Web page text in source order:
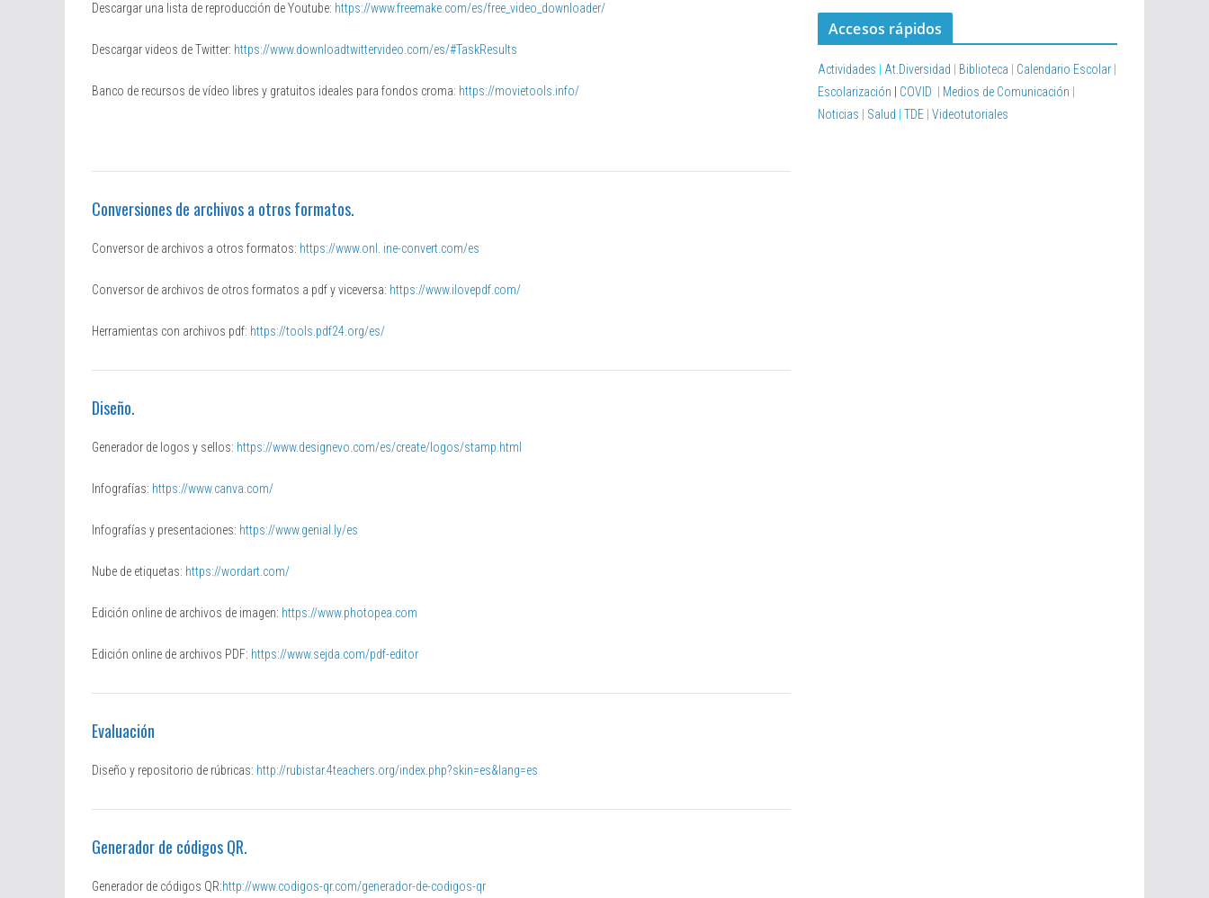
Descargar una lista de reproducción de Youtube: https://www.freemake.com/es/free_video_downloader/
Descargar videos de Twitter: https://www.downloadtwittervideo.com/es/#TaskResults
Banco de recursos de vídeo libres y gratuitos ideales para fondos croma: https://movietools.info/
Conversiones de archivos a otros formatos.
Conversor de archivos a otros formatos: https://www.onl. ine-convert.com/es
Conversor de archivos de otros formatos a pdf y viceversa: https://www.ilovepdf.com/
Herramientas con archivos pdf: https://tools.pdf24.org/es/
Diseño.
Generador de logos y sellos: https://www.designevo.com/es/create/logos/stamp.html
Infografías: https://www.canva.com/
Infografías y presentaciones: https://www.genial.ly/es
Nube de etiquetas: https://wordart.com/
Edición online de archivos de imagen: https://www.photopea.com
Edición online de archivos PDF: https://www.sejda.com/pdf-editor
Evaluación
Diseño y repositorio de rúbricas: http://rubistar.4teachers.org/index.php?skin=es&lang=es
Generador de códigos QR.
Generador de códigos QR:http://www.codigos-qr.com/generador-de-codigos-qr
Accesos rápidos
Actividades At.Diversidad Biblioteca Calendario Escolar
Escolarización
COVID Medios de Comunicación
Noticias
Salud TDE Videotutoriales